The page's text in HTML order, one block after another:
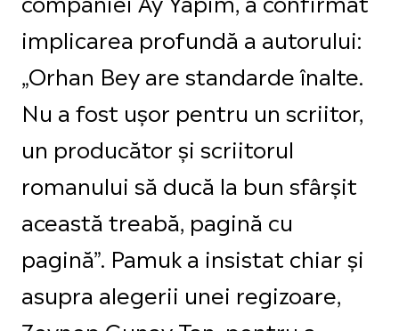
implicarea profundă a autorului:
„Orhan Bey are standarde înalte.
Nu a fost ușor pentru un scriitor,
un producător și scriitorul
romanului să ducă la bun sfârșit
această treabă, pagină cu
pagină”. Pamuk a insistat chiar și
asupra alegerii unei regizoare,